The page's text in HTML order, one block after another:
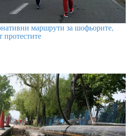
маршрути за шофьорите,
протестите